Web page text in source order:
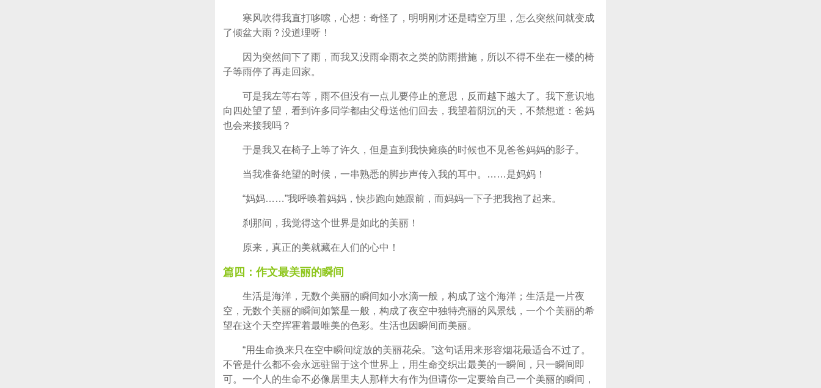
寒风吹得我直打哆嗦，心想：奇怪了，明明刚才还是晴空万里，怎么突然间就变成
了倾盆大雨？没道理呀！
因为突然间下了雨，而我又没雨伞雨衣之类的防雨措施，所以不得不坐在一楼的椅
子等雨停了再走回家。
可是我左等右等，雨不但没有一点儿要停止的意思，反而越下越大了。我下意识地
向四处望了望，看到许多同学都由父母送他们回去，我望着阴沉的天，不禁想道：爸妈
也会来接我吗？
于是我又在椅子上等了许久，但是直到我快瘫痪的时候也不见爸爸妈妈的影子。
当我准备绝望的时候，一串熟悉的脚步声传入我的耳中。……是妈妈！
“妈妈……”我呼唤着妈妈，快步跑向她跟前，而妈妈一下子把我抱了起来。
刹那间，我觉得这个世界是如此的美丽！
原来，真正的美就藏在人们的心中！
篇四：作文最美丽的瞬间
生活是海洋，无数个美丽的瞬间如小水滴一般，构成了这个海洋；生活是一片夜
空，无数个美丽的瞬间如繁星一般，构成了夜空中独特亮丽的风景线，一个个美丽的希
望在这个天空挥霍着最唯美的色彩。生活也因瞬间而美丽。
“用生命换来只在空中瞬间绽放的美丽花朵。”这句话用来形容烟花最适合不过了。
不管是什么都不会永远驻留于这个世界上，用生命交织出最美的一瞬间，只一瞬间即
可。一个人的生命不必像居里夫人那样大有作为但请你一定要给自己一个美丽的瞬间，